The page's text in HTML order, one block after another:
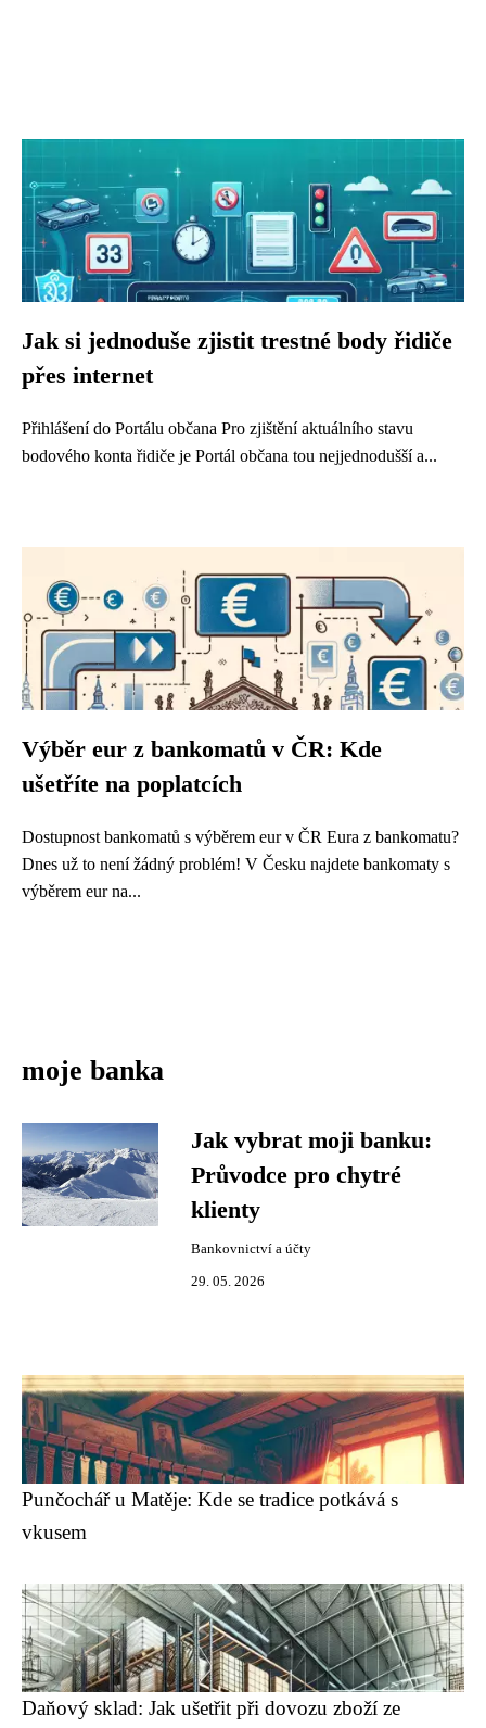
Jak si jednoduše zjistit trestné body řidiče
přes internet
Přihlášení do Portálu občana Pro zjištění aktuálního stavu
bodového konta řidiče je Portál občana tou nejjednodušší a...
Výběr eur z bankomatů v ČR: Kde
ušetříte na poplatcích
Dostupnost bankomatů s výběrem eur v ČR Eura z bankomatu?
Dnes už to není žádný problém! V Česku najdete bankomaty s
výběrem eur na...
moje banka
Jak vybrat moji banku:
Průvodce pro chytré
klienty
Bankovnictví a účty
29. 05. 2026
Punčochář u Matěje: Kde se tradice potkává s
vkusem
Daňový sklad: Jak ušetřit při dovozu zboží ze